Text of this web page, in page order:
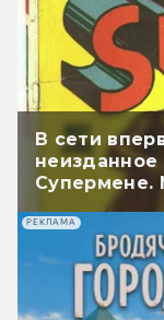
В сети
неизданное
Супермене.
РЕКЛАМА